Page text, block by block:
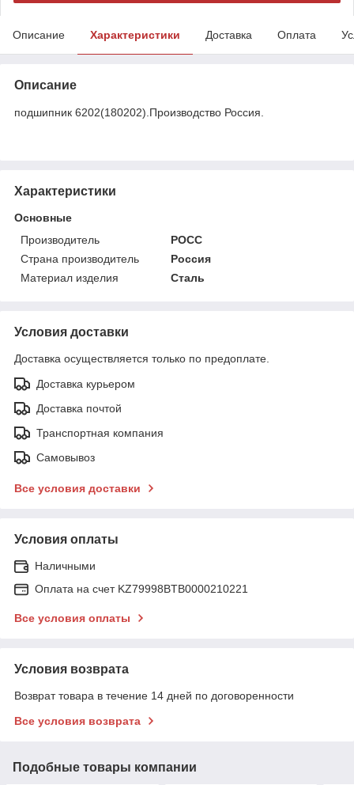
Описание Характеристики Доставка Оплата
Описание
подшипник 6202(180202).Производство Россия.
Характеристики
Основные
Производитель
РОСС
Страна производитель
Россия
Материал изделия
Сталь
Условия доставки
Доставка осуществляется только по предоплате.
Доставка курьером
Доставка почтой
Транспортная компания
Самовывоз
Все условия доставки
Условия оплаты
Наличными
Оплата на счет KZ79998BTB0000210221
Все условия оплаты
Условия возврата
Возврат товара в течение 14 дней по договоренности
Все условия возврата
Подобные товары компании